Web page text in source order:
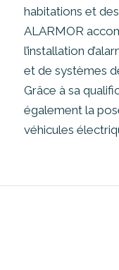
habitations et
ALARMOR
l’installation
et de systèmes
Grâce à sa
également la
véhicules